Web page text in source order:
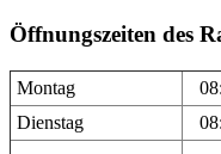
Öffnungszeiten des
Montag
Dienstag